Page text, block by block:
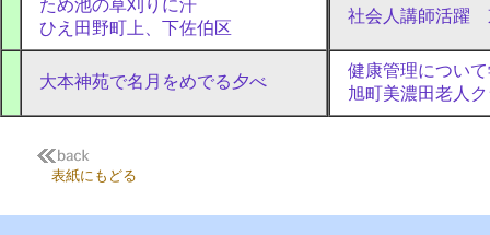
ため池の草刈りに汗
ひえ田野町上、下佐伯区
大本神苑で名月をめでる夕べ
社会人講師活躍
健康管理につい
旭町美濃田老人ク
表紙にもどる